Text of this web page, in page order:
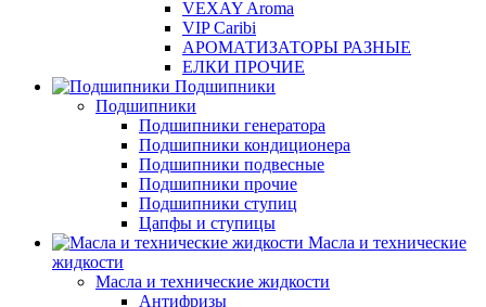
VEXAY Aroma
VIP Caribi
АРОМАТИЗАТОРЫ РАЗНЫЕ
ЕЛКИ ПРОЧИЕ
Подшипники
Подшипники
Подшипники генератора
Подшипники кондиционера
Подшипники подвесные
Подшипники прочие
Подшипники ступиц
Цапфы и ступицы
Масла и технические
жидкости
Масла и технические жидкости
Антифризы